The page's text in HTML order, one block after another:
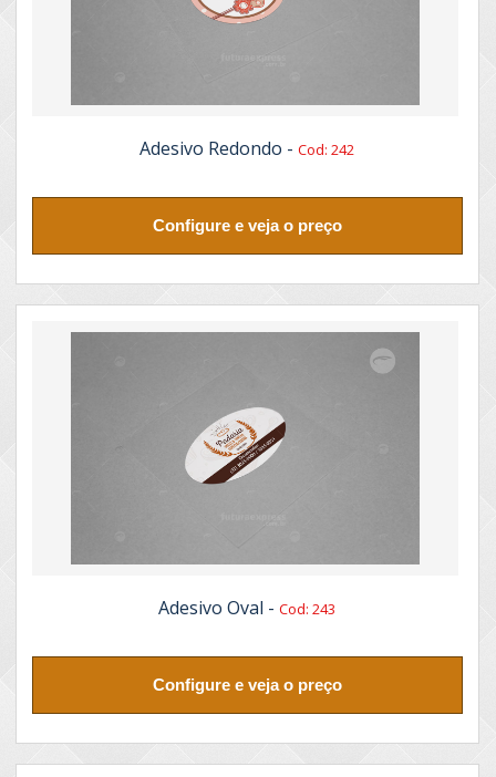
Adesivo Redondo -Cod: 242
Configure e veja o preço
Adesivo Oval -Cod: 243
Configure e veja o preço